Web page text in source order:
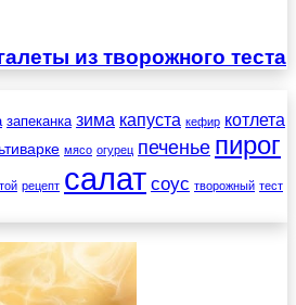
из творожного теста
запеканка зима капуста кефир котлета
мясо огурец печенье пирог
рецепт салат соус творожный тест